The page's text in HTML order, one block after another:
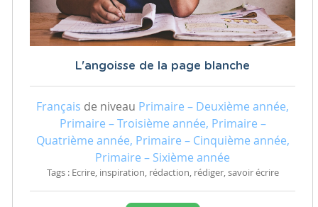
L'angoisse de la page blanche
Français de niveau Primaire – Deuxième année,
Primaire – Troisième année, Primaire –
Quatrième année, Primaire – Cinquième année,
Primaire – Sixième année
Tags : Ecrire, inspiration, rédaction, rédiger, savoir écrire